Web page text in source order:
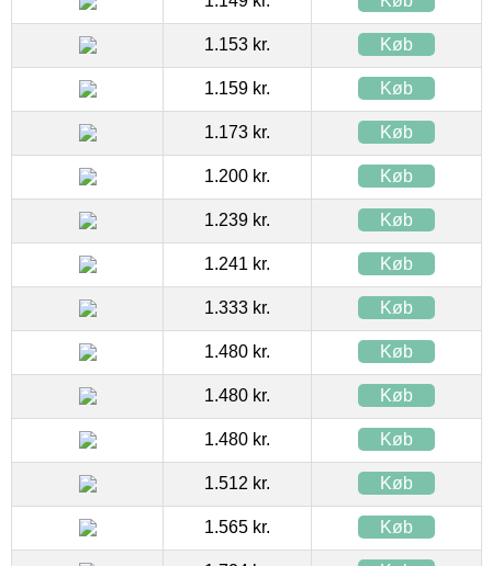
1.153 kr. Køb
1.159 kr. Køb
1.173 kr. Køb
1.200 kr. Køb
1.239 kr. Køb
1.241 kr. Køb
1.333 kr. Køb
1.480 kr. Køb
1.480 kr. Køb
1.480 kr. Køb
1.512 kr. Køb
1.565 kr. Køb